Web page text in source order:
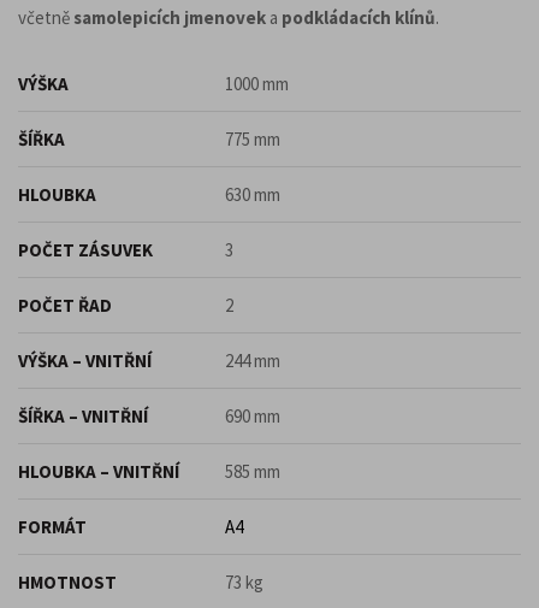
včetně samolepicích jmenovek a podkládacích klínů.
VÝŠKA 1000 mm
ŠÍŘKA 775 mm
HLOUBKA 630 mm
POČET ZÁSUVEK 3
POČET ŘAD 2
VÝŠKA – VNITŘNÍ 244 mm
ŠÍŘKA – VNITŘNÍ 690 mm
HLOUBKA – VNITŘNÍ 585 mm
FORMÁT A4
HMOTNOST 73 kg